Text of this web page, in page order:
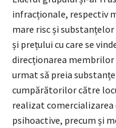
infracționale, respectiv
mare risc și
și prețului cu care se
direcționarea
urmat să preia
cumpărătorilor către
realizat
psihoactive, precum și